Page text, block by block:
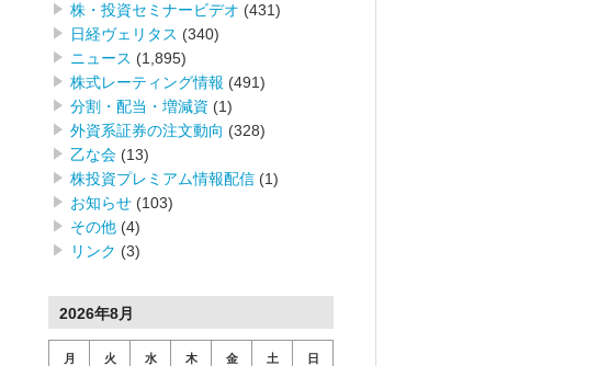
株・投資セミナービデオ (431)
日経ヴェリタス (340)
ニュース (1,895)
株式レーティング情報 (491)
分割・配当・増減資 (1)
外資系証券の注文動向 (328)
乙な会 (13)
株投資プレミアム情報配信 (1)
お知らせ (103)
その他 (4)
リンク (3)
2026年8月
月 火 水 木 金 土 日